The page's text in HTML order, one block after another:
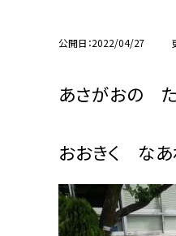
公開日 2022/04/27
あさがおの
おおきく なあ